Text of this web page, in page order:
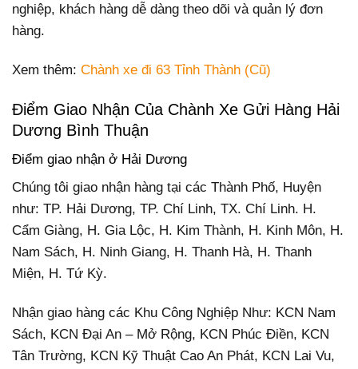
nghiệp, khách hàng dễ dàng theo dõi và quản lý đơn
hàng.
Xem thêm: Chành xe đi 63 Tỉnh Thành (Cũ)
Điểm Giao Nhận Của Chành Xe Gửi Hàng Hải
Dương Bình Thuận
Điểm giao nhận ở Hải Dương
Chúng tôi giao nhận hàng tại các Thành Phố, Huyện
như: TP. Hải Dương, TP. Chí Linh, TX. Chí Linh. H.
Cẩm Giàng, H. Gia Lộc, H. Kim Thành, H. Kinh Môn, H.
Nam Sách, H. Ninh Giang, H. Thanh Hà, H. Thanh
Miện, H. Tứ Kỳ.
Nhận giao hàng các Khu Công Nghiệp Như: KCN Nam
Sách, KCN Đại An – Mở Rộng, KCN Phúc Điền, KCN
Tân Trường, KCN Kỹ Thuật Cao An Phát, KCN Lai Vu,